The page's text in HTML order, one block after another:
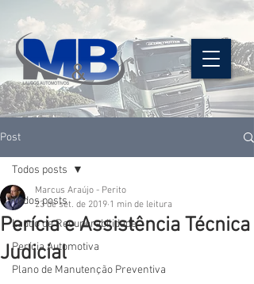
Post
Todos posts
Laudo de Recuperabilidade
Perícia Automotiva
Plano de Manutenção Preventiva
Todos posts
Perícia e Assistência Técnica
Judicial
Marcus Araújo - Perito
23 de set. de 2019 1 min de leitura